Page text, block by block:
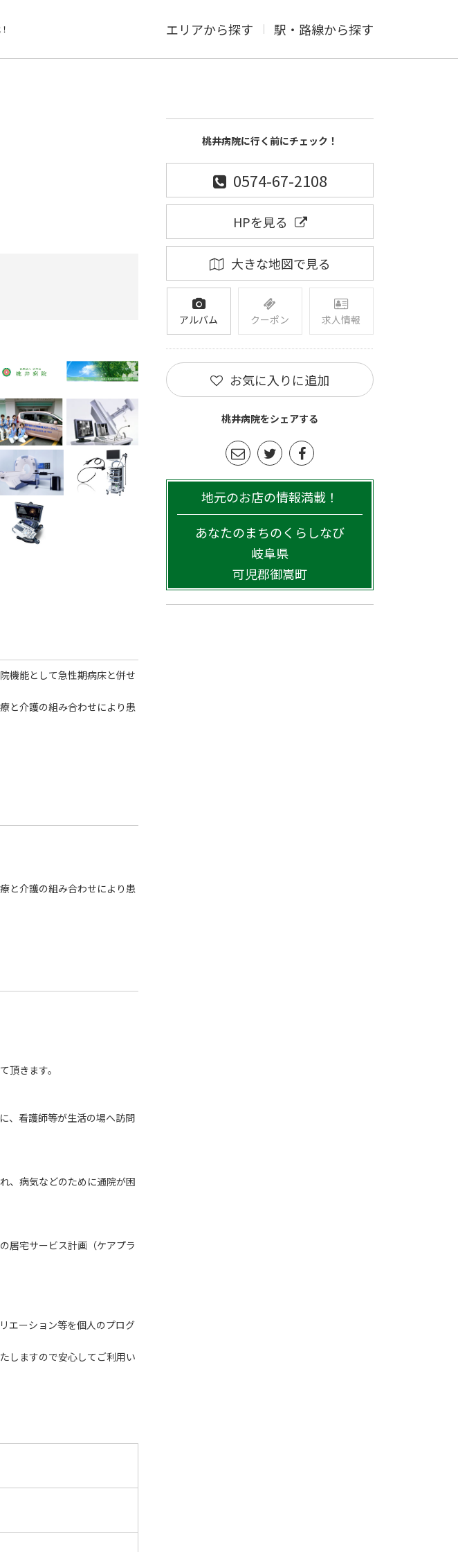
エリアから探す 駅・路線から探す
機能として急性期病床と併せ
と介護の組み合わせにより患
と介護の組み合わせにより患
頂きます。
、看護師等が生活の場へ訪問
、病気などのために通院が困
居宅サービス計画（ケアプラ
エーション等を個人のプログ
しますので安心してご利用い
桃井病院に行く前にチェック！
0574-67-2108
HPを見る
大きな地図で見る
アルバム クーポン 求人情報
お気に入りに追加
桃井病院をシェアする
地元のお店の情報満載！
あなたのまちのくらしなび
岐阜県
可児郡御嵩町